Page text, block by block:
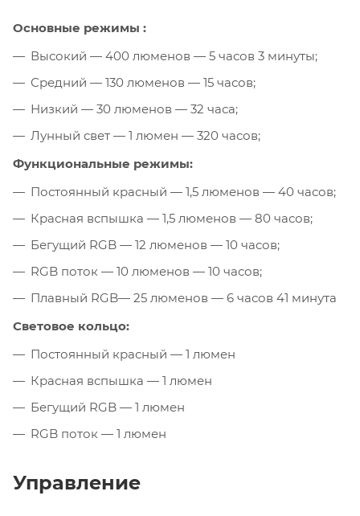
Основные режимы :
Высокий — 400 люменов — 5 часов 3 минуты;
Средний — 130 люменов — 15 часов;
Низкий — 30 люменов — 32 часа;
Лунный свет — 1 люмен — 320 часов;
Функциональные режимы:
Постоянный красный — 1,5 люменов — 40 часов;
Красная вспышка — 1,5 люменов — 80 часов;
Бегущий RGB — 12 люменов — 10 часов;
RGB поток — 10 люменов — 10 часов;
Плавный RGB— 25 люменов — 6 часов 41 минута
Световое кольцо:
Постоянный красный — 1 люмен
Красная вспышка — 1 люмен
Бегущий RGB — 1 люмен
RGB поток — 1 люмен
Управление